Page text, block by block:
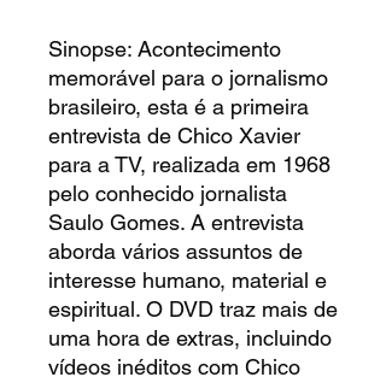
Sinopse: Acontecimento
memorável para o jornalismo
brasileiro, esta é a primeira
entrevista de Chico Xavier
para a TV, realizada em 1968
pelo conhecido jornalista
Saulo Gomes. A entrevista
aborda vários assuntos de
interesse humano, material e
espiritual. O DVD traz mais de
uma hora de extras, incluindo
vídeos inéditos com Chico